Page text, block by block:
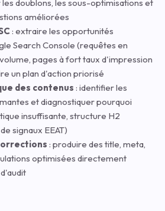
doublons, les sous-optimisations et
améliorées
: extraire les opportunités
Search Console (requêtes en
pages à fort taux d'impression
un plan d'action priorisé
des contenus : identifier les
et diagnostiquer pourquoi
insuffisante, structure H2
signaux EEAT)
: produire des title, meta,
optimisées directement